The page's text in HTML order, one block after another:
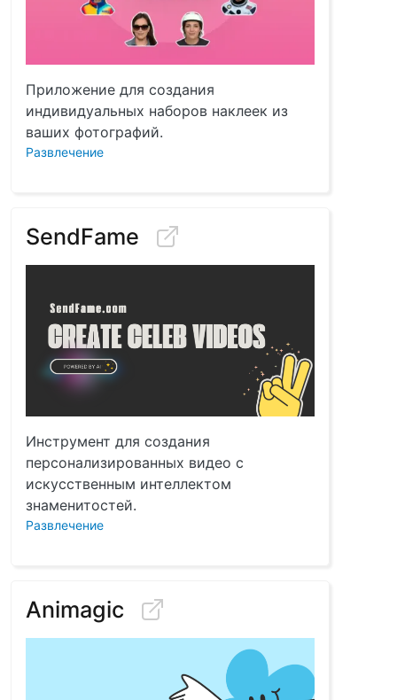
Приложение для создания
индивидуальных наборов наклеек из
ваших фотографий.
Развлечение
SendFame
Инструмент для создания
персонализированных видео с
искусственным интеллектом
знаменитостей.
Развлечение
Animagic